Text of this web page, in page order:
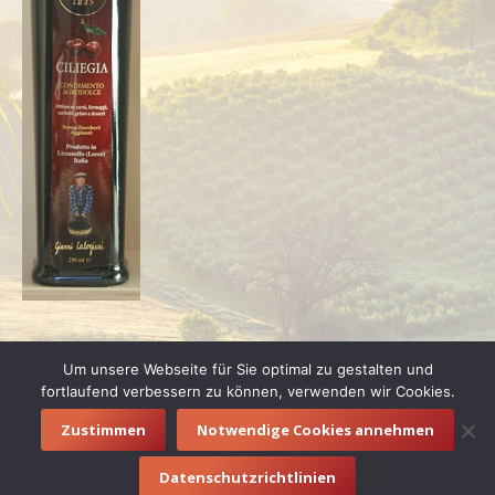
© 2016 vino e letto |Impressum|Datenschutzerklärung
Um unsere Webseite für Sie optimal zu gestalten und
fortlaufend verbessern zu können, verwenden wir Cookies.
Zustimmen Notwendige Cookies annehmen
Datenschutzrichtlinien